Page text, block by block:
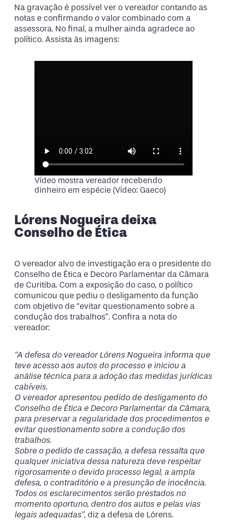
Na gravação é possível ver o vereador contando as
notas e confirmando o valor combinado com a
assessora. No final, a mulher ainda agradece ao
político. Assista às imagens:
Vídeo mostra vereador recebendo
dinheiro em espécie (Vídeo: Gaeco)
Lórens Nogueira deixa
Conselho de Ética
O vereador alvo de investigação era o presidente do
Conselho de Ética e Decoro Parlamentar da Câmara
de Curitiba. Com a exposição do caso, o político
comunicou que pediu o desligamento da função
com objetivo de “evitar questionamento sobre a
condução dos trabalhos”. Confira a nota do
vereador:
“A defesa do vereador Lórens Nogueira informa que
teve acesso aos autos do processo e iniciou a
análise técnica para a adoção das medidas jurídicas
cabíveis.
O vereador apresentou pedido de desligamento do
Conselho de Ética e Decoro Parlamentar da Câmara,
para preservar a regularidade dos procedimentos e
evitar questionamento sobre a condução dos
trabalhos.
Sobre o pedido de cassação, a defesa ressalta que
qualquer iniciativa dessa natureza deve respeitar
rigorosamente o devido processo legal, a ampla
defesa, o contraditório e a presunção de inocência.
Todos os esclarecimentos serão prestados no
momento oportuno, dentro dos autos e pelas vias
legais adequadas”, diz a defesa de Lórens.